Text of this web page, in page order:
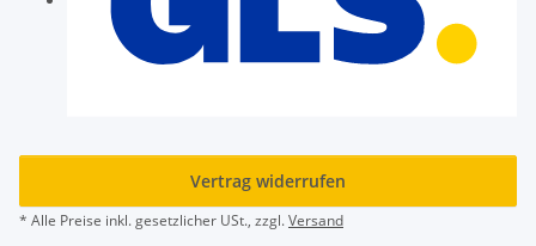
Vertrag widerrufen
* Alle Preise inkl. gesetzlicher USt., zzgl.Versand